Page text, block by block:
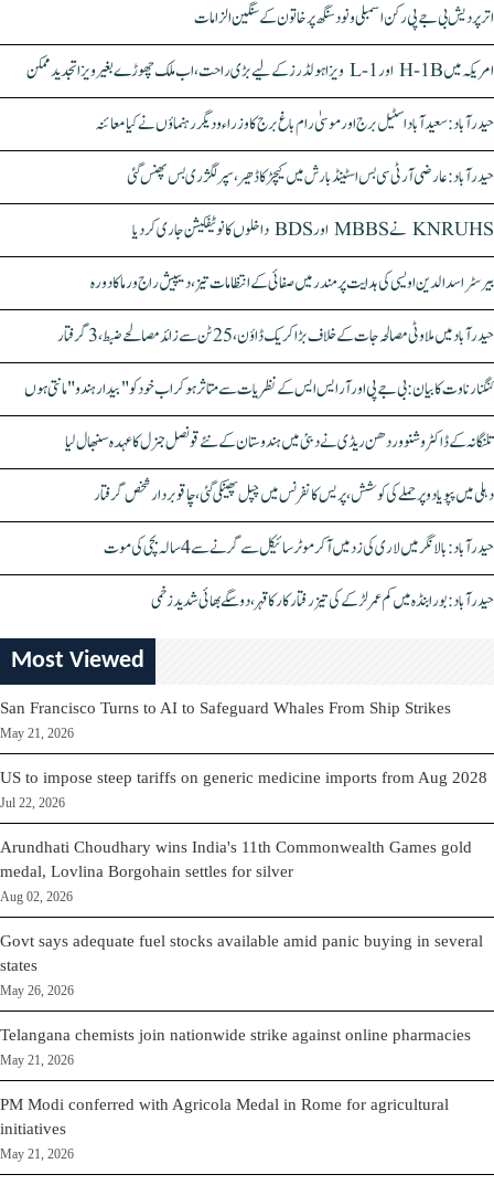
اتر پردیش بی جے پی رکن اسمبلی ونود سنگھ پر خاتون کے سنگین الزامات
امریکہ میں H-1B اور L-1 ویزا ہولڈرز کے لیے بڑی راحت، اب ملک چھوڑے بغیر ویزا تجدید ممکن
حیدرآباد: سعیدآباد اسٹیل برج اور موسیٰ رام باغ برج کا وزراء و دیگر رہنماؤں نے کیا معائنہ
حیدرآباد: عارضی آر ٹی سی بس اسٹینڈ بارش میں کیچڑ کا ڈھیر، سپر لگژری بس پھنس گئی
KNRUHS نے MBBS اور BDS داخلوں کا نوٹیفکیشن جاری کر دیا
بیرسٹر اسدالدین اویسی کی ہدایت پر مندر میں صفائی کے انتظامات تیز، دیپیش راج ورما کا دورہ
حیدرآباد میں ملاوٹی مصالحہ جات کے خلاف بڑا کریک ڈاؤن، 25 ٹن سے زائد مصالحے ضبط، 3 گرفتار
کنگنا رناوت کا بیان: بی جے پی اور آر ایس ایس کے نظریات سے متاثر ہو کر اب خود کو "بیدار ہندو" مانتی ہوں
تلنگانہ کے ڈاکٹر وشنو وردھن ریڈی نے دبئی میں ہندوستان کے نئے قونصل جنرل کا عہدہ سنبھال لیا
دہلی میں پپو یادو پر حملے کی کوشش، پریس کانفرنس میں چپل پھینکی گئی، چاقو بردار شخص گرفتار
حیدرآباد: بالا نگر میں لاری کی زد میں آکر موٹرسائیکل سے گرنے سے 4 سالہ بچی کی موت
حیدرآباد: بورابنڈہ میں کم عمر لڑکے کی تیز رفتار کار کا قہر، دو سگے بھائی شدید زخمی
Most Viewed
San Francisco Turns to AI to Safeguard Whales From Ship Strikes
May 21, 2026
US to impose steep tariffs on generic medicine imports from Aug 2028
Jul 22, 2026
Arundhati Choudhary wins India's 11th Commonwealth Games gold
medal, Lovlina Borgohain settles for silver
Aug 02, 2026
Govt says adequate fuel stocks available amid panic buying in several
states
May 26, 2026
Telangana chemists join nationwide strike against online pharmacies
May 21, 2026
PM Modi conferred with Agricola Medal in Rome for agricultural
initiatives
May 21, 2026